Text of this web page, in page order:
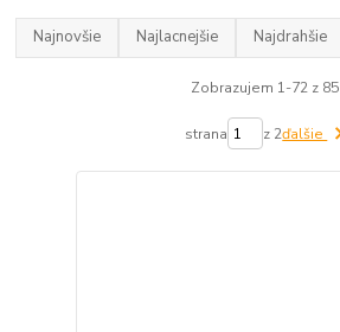
Najnovšie Najlacnejšie Najdrahšie
Zobrazujem 1-72 z 85
strana z 2ďalšie